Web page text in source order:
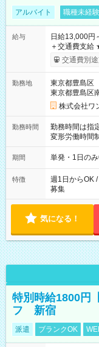
アルバイト 職種未経
給与
日給13,000円
＋交通費支給 ★交通費全額支給！ ┗案件により規定あり ★日払
いOK！（規
ンビニATMから
交通費別
勤務地
東京都豊島区
東京都豊島区
株式会社ワ
勤務時間
勤務時間は指
変形労働時間制 想定
～21：00
期間 単発・1日の
特徴
週1日からOK
募集
気になる！
特別時給1800円
フ 新宿
派遣 ブランクOK